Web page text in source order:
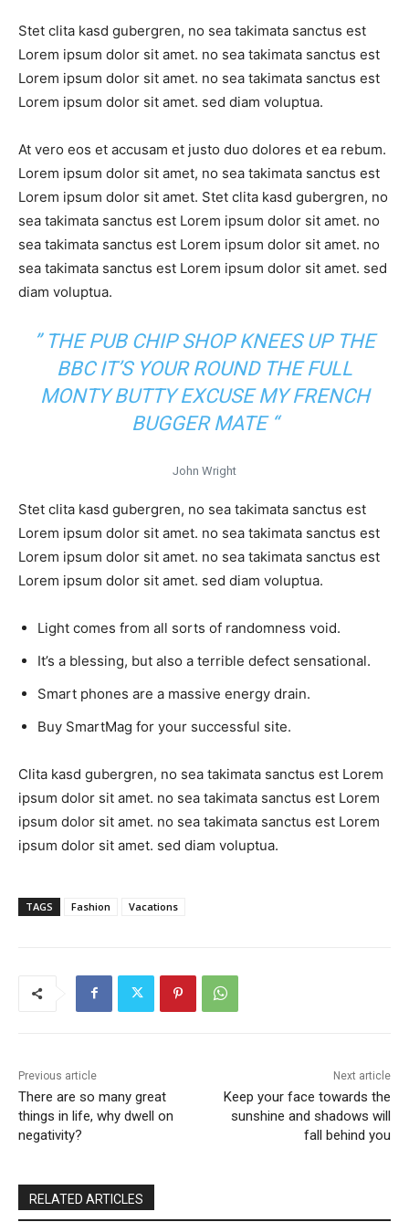
Stet clita kasd gubergren, no sea takimata sanctus est
Lorem ipsum dolor sit amet. no sea takimata sanctus est
Lorem ipsum dolor sit amet. no sea takimata sanctus est
Lorem ipsum dolor sit amet. sed diam voluptua.
At vero eos et accusam et justo duo dolores et ea rebum.
Lorem ipsum dolor sit amet, no sea takimata sanctus est
Lorem ipsum dolor sit amet. Stet clita kasd gubergren, no
sea takimata sanctus est Lorem ipsum dolor sit amet. no
sea takimata sanctus est Lorem ipsum dolor sit amet. no
sea takimata sanctus est Lorem ipsum dolor sit amet. sed
diam voluptua.
” THE PUB CHIP SHOP KNEES UP THE
BBC IT’S YOUR ROUND THE FULL
MONTY BUTTY EXCUSE MY FRENCH
BUGGER MATE “
John Wright
Stet clita kasd gubergren, no sea takimata sanctus est
Lorem ipsum dolor sit amet. no sea takimata sanctus est
Lorem ipsum dolor sit amet. no sea takimata sanctus est
Lorem ipsum dolor sit amet. sed diam voluptua.
Light comes from all sorts of randomness void.
It’s a blessing, but also a terrible defect sensational.
Smart phones are a massive energy drain.
Buy SmartMag for your successful site.
Clita kasd gubergren, no sea takimata sanctus est Lorem
ipsum dolor sit amet. no sea takimata sanctus est Lorem
ipsum dolor sit amet. no sea takimata sanctus est Lorem
ipsum dolor sit amet. sed diam voluptua.
TAGS Fashion Vacations
Previous article
There are so many great
things in life, why dwell on
negativity?
Next article
Keep your face towards the
sunshine and shadows will
fall behind you
RELATED ARTICLES